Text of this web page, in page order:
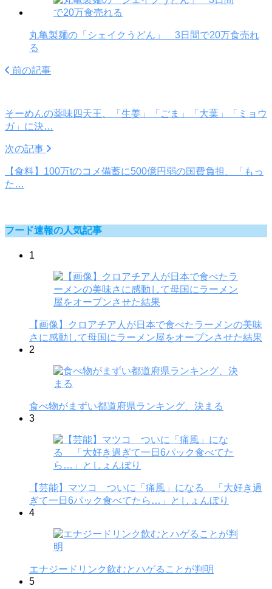
丸亀製麺の「シェイクうどん」 3日間で20万食売れ
る
前の記事
そーめんの薬味四天王、「生姜」「ごま」「大葉」「ミョウ
ガ」に決…
次の記事
【食料】100万tのコメ備蓄に500億円弱の国費負担、「もっ
た…
フード速報の人気記事
1
【画像】クロアチア人が日本で食べたラーメンの美味
さに感動して母国にラーメン屋をオープンさせた結果
2
食べ物がまずい都道府県ランキング、決まる
3
【芸能】マツコ ついに「痛風」になる 「大好き過
ぎて一日6パック食べてたら…」としょんぼり
4
エナジードリンク飲むとハゲることが判明
5